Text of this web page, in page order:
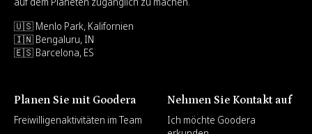
🇺🇸 Menlo Park, Kalifornien
🇮🇳 Bengaluru, IN
🇪🇸 Barcelona, ES
Planen Sie mit Goodera
Freiwilligenaktivitäten im Team
Nehmen Sie Kontakt auf
Ich möchte Goodera